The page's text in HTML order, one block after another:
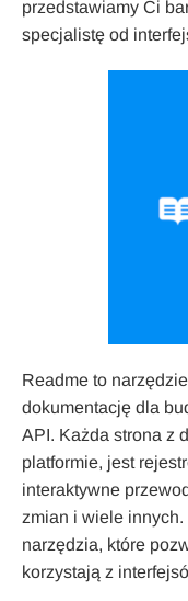
przedstawiamy Ci
specjalistę od
Readme to
dokumentację dla
API. Każda strona z
platformie, jest
interaktywne
zmian i wiele
narzędzia, które
korzystają z